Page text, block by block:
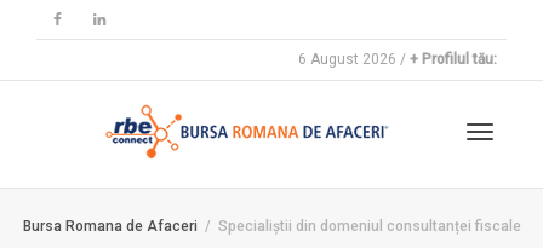
6 August 2026 / + Profilul tău:
Bursa Romana de Afaceri
Specialiștii din domeniul consultanței fiscale